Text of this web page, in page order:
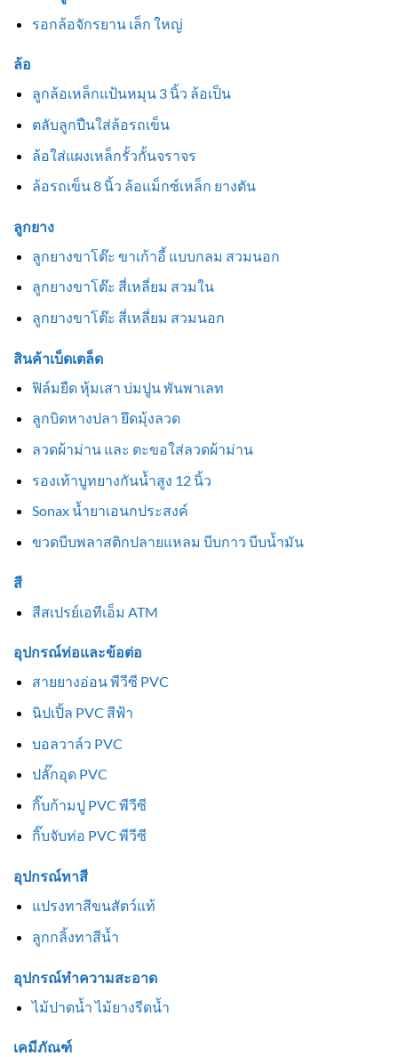
รอกล้อจักรยาน เล็ก ใหญ่
ล้อ
ลูกล้อเหล็กแป้นหมุน 3 นิ้ว ล้อเป็น
ตลับลูกปืนใส่ล้อรถเข็น
ล้อใส่แผงเหล็กรั้วกั้นจราจร
ล้อรถเข็น 8 นิ้ว ล้อแม็กซ์เหล็ก ยางตัน
ลูกยาง
ลูกยางขาโต๊ะ ขาเก้าอี้ แบบกลม สวมนอก
ลูกยางขาโต๊ะ สี่เหลี่ยม สวมใน
ลูกยางขาโต๊ะ สี่เหลี่ยม สวมนอก
สินค้าเบ็ดเตล็ด
ฟิล์มยืด หุ้มเสา บ่มปูน พันพาเลท
ลูกบิดหางปลา ยึดมุ้งลวด
ลวดผ้าม่าน และ ตะขอใส่ลวดผ้าม่าน
รองเท้าบูทยางกันน้ำสูง 12 นิ้ว
Sonax น้ำยาเอนกประสงค์
ขวดบีบพลาสติกปลายแหลม บีบกาว บีบน้ำมัน
สี
สีสเปรย์เอทีเอ็ม ATM
อุปกรณ์ท่อและข้อต่อ
สายยางอ่อน พีวีซี PVC
นิปเปิ้ล PVC สีฟ้า
บอลวาล์ว PVC
ปลั๊กอุด PVC
กิ๊บก้ามปู PVC พีวีซี
กิ๊บจับท่อ PVC พีวีซี
อุปกรณ์ทาสี
แปรงทาสีขนสัตว์แท้
ลูกกลิ้งทาสีน้ำ
อุปกรณ์ทำความสะอาด
ไม้ปาดน้ำ ไม้ยางรีดน้ำ
เคมีภัณฑ์